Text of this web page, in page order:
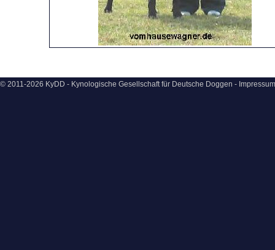
© 2011-2026 KyDD - Kynologische Gesellschaft für Deutsche Doggen - Impressum